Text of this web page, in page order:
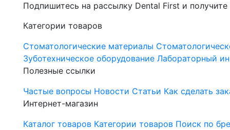
Подпишитесь на рассылку Dental First и
Категории товаров
Стоматологические материалы
Зуботехническое оборудование Лабораторный
Полезные ссылки
Частые вопросы Новости Статьи Как сделать
Интернет-магазин
Каталог товаров Категории товаров Поиск по